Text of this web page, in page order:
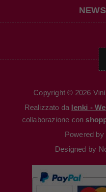
Copyright © 2026
Realizzato da Ienki -
collaborazione con
Powered by
Designed by